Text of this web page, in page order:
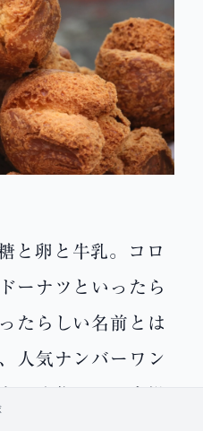
と卵と牛乳。コロ
ーナツといったら
たらしい名前とは
人気ナンバーワン